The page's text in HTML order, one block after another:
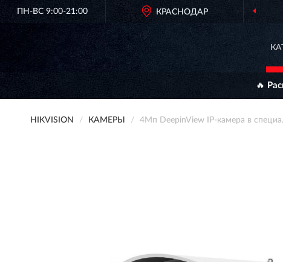
ПН-ВС 9:00-21:00 КРАСНОДАР
🔥
HIKVISION КАМЕРЫ 4Мп DeepinView IP-камера в